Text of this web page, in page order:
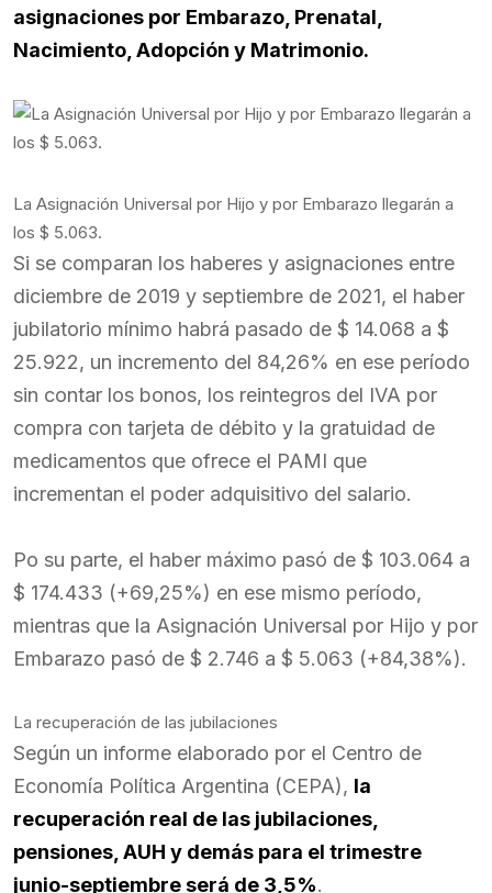
asignaciones por Embarazo, Prenatal,
Nacimiento, Adopción y Matrimonio.
La Asignación Universal por Hijo y por Embarazo llegarán a
los $ 5.063.
Si se comparan los haberes y asignaciones entre
diciembre de 2019 y septiembre de 2021, el haber
jubilatorio mínimo habrá pasado de $ 14.068 a $
25.922, un incremento del 84,26% en ese período
sin contar los bonos, los reintegros del IVA por
compra con tarjeta de débito y la gratuidad de
medicamentos que ofrece el PAMI que
incrementan el poder adquisitivo del salario.
Po su parte, el haber máximo pasó de $ 103.064 a
$ 174.433 (+69,25%) en ese mismo período,
mientras que la Asignación Universal por Hijo y por
Embarazo pasó de $ 2.746 a $ 5.063 (+84,38%).
La recuperación de las jubilaciones
Según un informe elaborado por el Centro de
Economía Política Argentina (CEPA), la
recuperación real de las jubilaciones,
pensiones, AUH y demás para el trimestre
junio-septiembre será de 3,5%.